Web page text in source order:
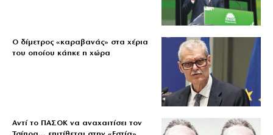
Ο δίμετρος «καραβανάς» στα χέρια
του οποίου κάηκε η χώρα
Αντί το ΠΑΣΟΚ να αναχαιτίσει τον